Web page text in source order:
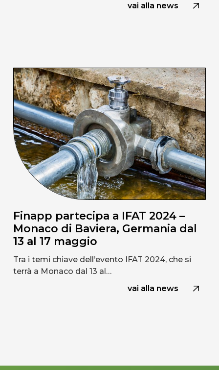
vai alla news
Finapp partecipa a IFAT 2024 –
Monaco di Baviera, Germania dal
13 al 17 maggio
Tra i temi chiave dell’evento IFAT 2024, che si
terrà a Monaco dal 13 al…
vai alla news